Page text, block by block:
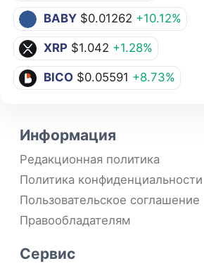
BABY $0.01262 +10.12%
XRP $1.042 +1.28%
BICO $0.05591 +8.73%
Информация
Редакционная политика
Политика конфиденциальности
Пользовательское соглашение
Правообладателям
Сервис